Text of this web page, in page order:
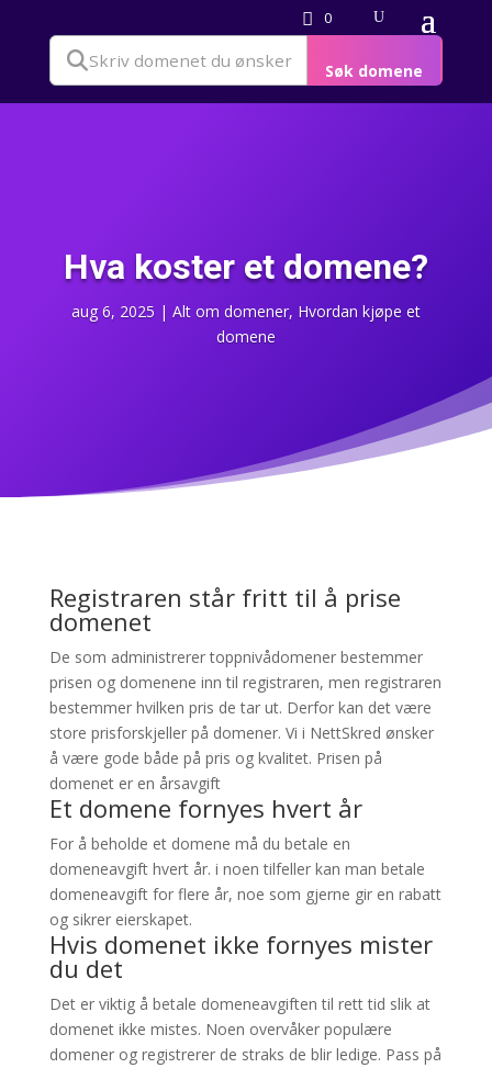
0
Søk domene
Hva koster et domene?
aug 6, 2025 | Alt om domener, Hvordan kjøpe et
domene
Registraren står fritt til å prise
domenet
De som administrerer toppnivådomener bestemmer
prisen og domenene inn til registraren, men registraren
bestemmer hvilken pris de tar ut. Derfor kan det være
store prisforskjeller på domener. Vi i NettSkred ønsker
å være gode både på pris og kvalitet. Prisen på
domenet er en årsavgift
Et domene fornyes hvert år
For å beholde et domene må du betale en
domeneavgift hvert år. i noen tilfeller kan man betale
domeneavgift for flere år, noe som gjerne gir en rabatt
og sikrer eierskapet.
Hvis domenet ikke fornyes mister
du det
Det er viktig å betale domeneavgiften til rett tid slik at
domenet ikke mistes. Noen overvåker populære
domener og registrerer de straks de blir ledige. Pass på